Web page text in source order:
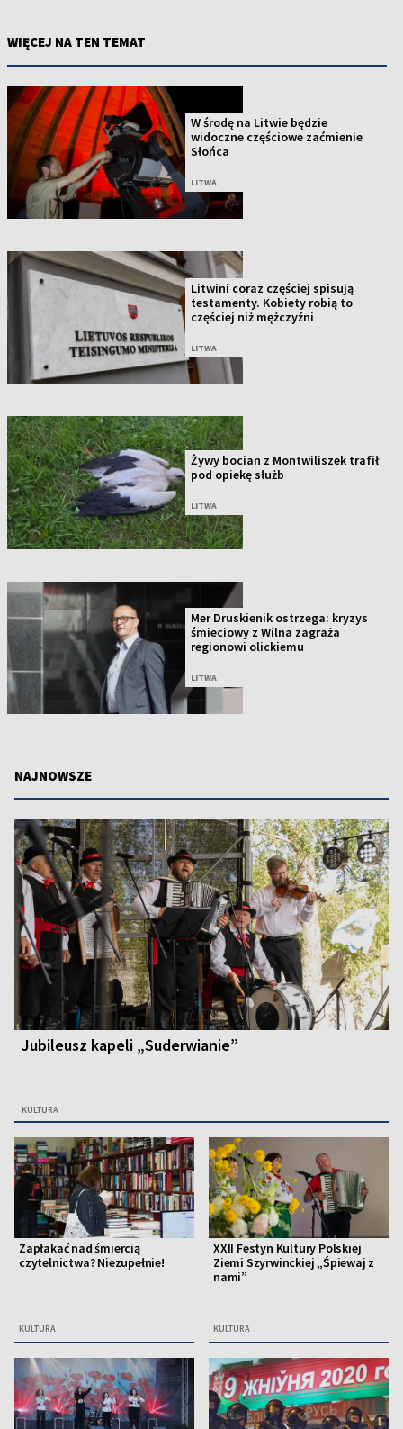
WIĘCEJ NA TEN TEMAT
W środę na Litwie będzie
widoczne częściowe zaćmienie
Słońca
LITWA
Litwini coraz częściej spisują
testamenty. Kobiety robią to
częściej niż mężczyźni
LITWA
Żywy bocian z Montwiliszek trafił
pod opiekę służb
LITWA
Mer Druskienik ostrzega: kryzys
śmieciowy z Wilna zagraża
regionowi olickiemu
LITWA
NAJNOWSZE
Jubileusz kapeli „Suderwianie”
KULTURA
Zapłakać nad śmiercią
czytelnictwa? Niezupełnie!
KULTURA
XXII Festyn Kultury Polskiej
Ziemi Szyrwinckiej „Śpiewaj z
nami”
KULTURA